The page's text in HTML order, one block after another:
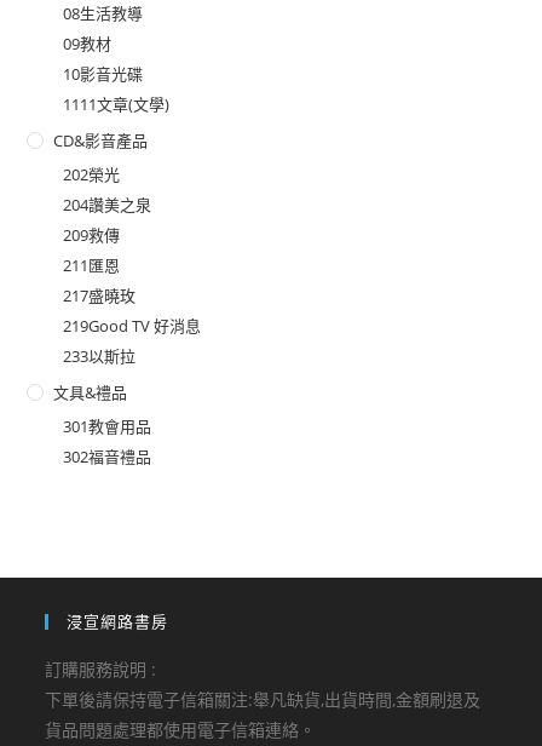
08生活教導
09教材
10影音光碟
1111文章(文學)
CD&影音產品
202榮光
204讚美之泉
209救傳
211匯恩
217盛曉玫
219Good TV 好消息
233以斯拉
文具&禮品
301教會用品
302福音禮品
浸宣網路書房
訂購服務說明 :
下單後請保持電子信箱關注:舉凡缺貨,出貨時間,金額刷退及
貨品問題處理都使用電子信箱連絡。